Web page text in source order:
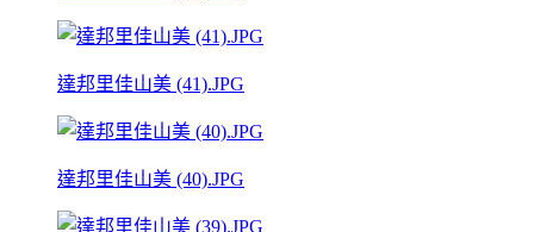
達邦里佳山美 (41).JPG
達邦里佳山美 (40).JPG